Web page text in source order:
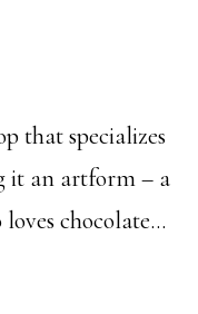
that specializes
it an artform – a
chocolate…